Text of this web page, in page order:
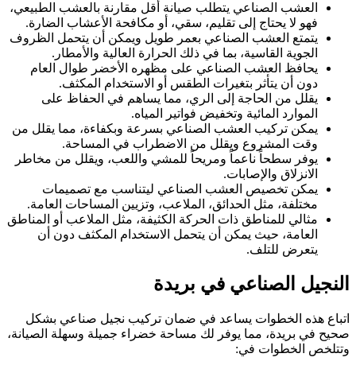
العشب الصناعي يتطلب صيانة أقل مقارنة بالعشب الطبيعي،
فهو لا يحتاج إلى تقليم، سقي، أو مكافحة الأعشاب الضارة.
يتمتع العشب الصناعي بعمر طويل ويمكن أن يتحمل الظروف
الجوية القاسية، بما في ذلك الحرارة العالية والأمطار.
يحافظ العشب الصناعي على مظهره الأخضر طوال العام
دون أن يتأثر بتغيرات الطقس أو الاستخدام المكثف.
يقلل من الحاجة إلى الري، مما يساهم في الحفاظ على
الموارد المائية وتخفيض فواتير المياه.
يمكن تركيب العشب الصناعي بسرعة وبكفاءة، مما يقلل من
وقت المشروع ويقلل من الاضطراب في المساحة.
يوفر سطحاً ناعماً ومريحاً للمشي واللعب، ويقلل من مخاطر
الانزلاق والإصابات.
يمكن تخصيص العشب الصناعي ليتناسب مع تصميمات
مختلفة، مثل الحدائق، الملاعب، وتزيين المساحات العامة.
مثالي للمناطق ذات الحركة الكثيفة، مثل الملاعب أو المناطق
العامة، حيث يمكن أن يتحمل الاستخدام المكثف دون أن
يتعرض للتلف.
النجيل الصناعي في بريدة
اتباع هذه الخطوات يساعد في ضمان تركيب نجيل صناعي بشكل
صحيح في بريدة، مما يوفر لك مساحة خضراء جميلة وسهلة الصيانة،
وتتلخص الخطوات في: